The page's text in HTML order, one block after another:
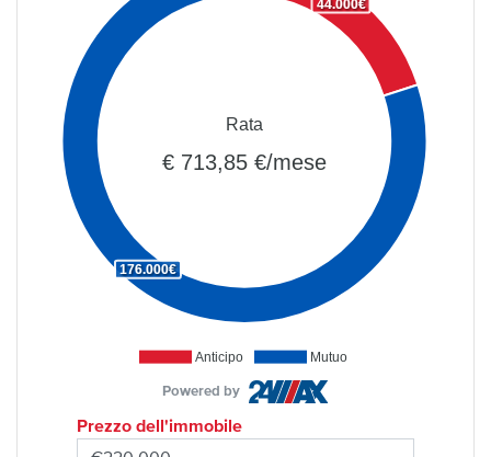
Anticipo Mutuo
44.000€
176.000€
Rata
€ 713,85 €/mese
Powered by
Prezzo dell'immobile